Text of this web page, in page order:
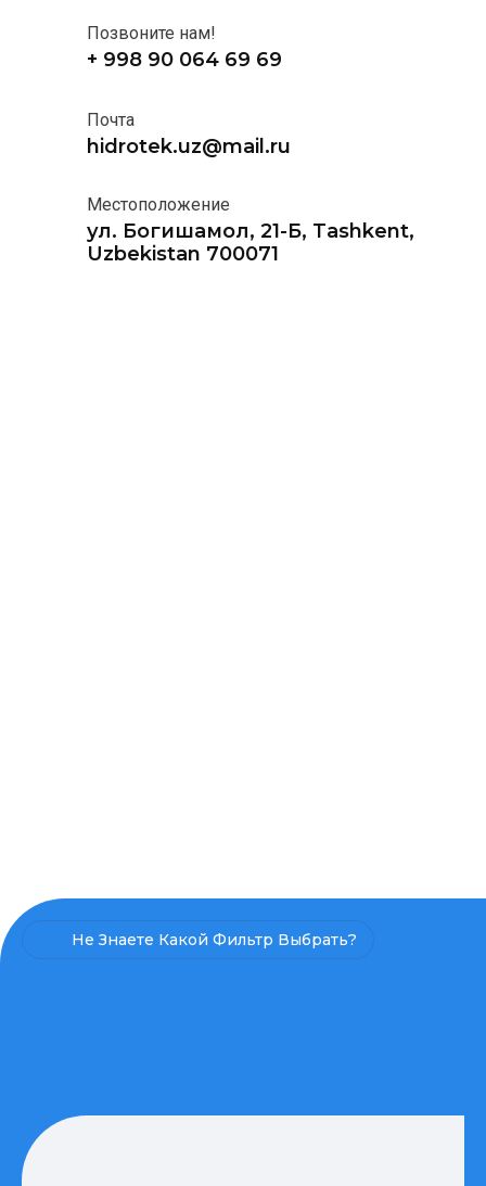
Позвоните нам!
+ 998 90 064 69 69
Почта
hidrotek.uz@mail.ru
Местоположение
ул. Богишамол, 21-Б, Tashkent,
Uzbekistan 700071
Не Знаете Какой Фильтр Выбрать?